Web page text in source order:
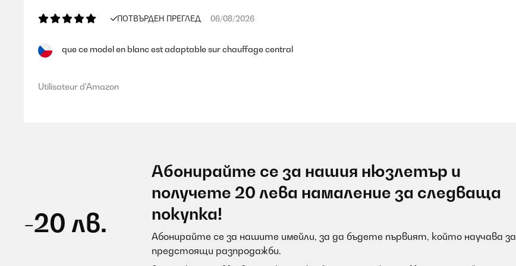
ПОТВЪРДЕН ПРЕГЛЕД 06/08/2026
que ce model en blanc est adaptable sur chauffage central
Utilisateur d'Amazon
-20 лв.
Абонирайте се за нашия нюзлетър и
получете 20 лева намаление за следваща
покупка!
Абонирайте се за нашите имейли, за да бъдете първият, който научава за
предстоящи разпродажби.